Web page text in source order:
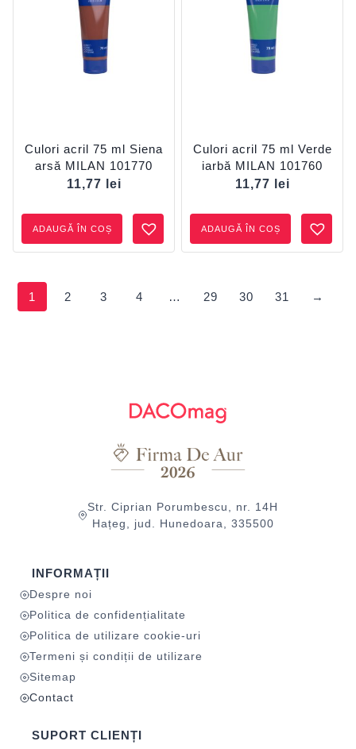
Culori acril 75 ml Siena
arsă MILAN 101770
11,77
lei
ADAUGĂ ÎN COȘ
Culori acril 75 ml Verde
iarbă MILAN 101760
11,77
lei
ADAUGĂ ÎN COȘ
1 2 3 4 … 29 30 31 →
Str. Ciprian Porumbescu, nr. 14H
Hațeg, jud. Hunedoara, 335500
INFORMAȚII
Despre noi
Politica de confidențialitate
Politica de utilizare cookie-uri
Termeni și condiții de utilizare
Sitemap
Contact
SUPORT CLIENȚI